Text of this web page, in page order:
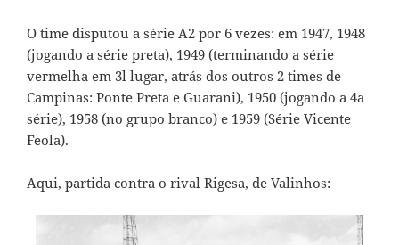
O time disputou a série A2 por 6 vezes: em 1947, 1948
(jogando a série preta), 1949 (terminando a série
vermelha em 3l lugar, atrás dos outros 2 times de
Campinas: Ponte Preta e Guarani), 1950 (jogando a 4a
série), 1958 (no grupo branco) e 1959 (Série Vicente
Feola).
Aqui, partida contra o rival Rigesa, de Valinhos: